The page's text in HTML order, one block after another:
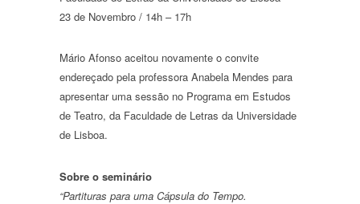
23 de Novembro / 14h – 17h
Mário Afonso aceitou novamente o convite
endereçado pela professora Anabela Mendes para
apresentar uma sessão no Programa em Estudos
de Teatro, da Faculdade de Letras da Universidade
de Lisboa.
Sobre o seminário
“Partituras para uma Cápsula do Tempo.